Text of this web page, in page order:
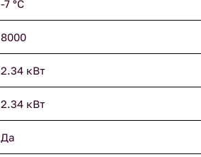
-7 °С
8000
2.34 кВт
2.34 кВт
Да